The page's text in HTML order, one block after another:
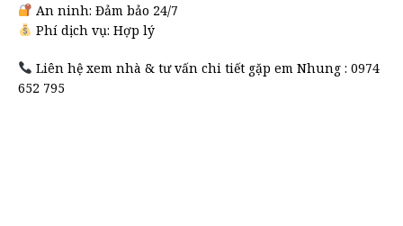
An ninh: Đảm bảo 24/7
Phí dịch vụ: Hợp lý
Liên hệ xem nhà & tư vấn chi tiết gặp em Nhung : 0974
652 795